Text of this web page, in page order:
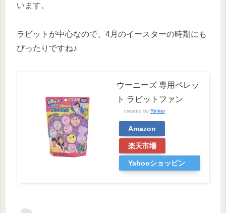
います。
ラビットが中心なので、4月のイースターの時期にも
ぴったりですね♪
ウーニーズ 専用ペレッ
ト ラビットファン
created by Rinker
Amazon
楽天市場
Yahooショッピン